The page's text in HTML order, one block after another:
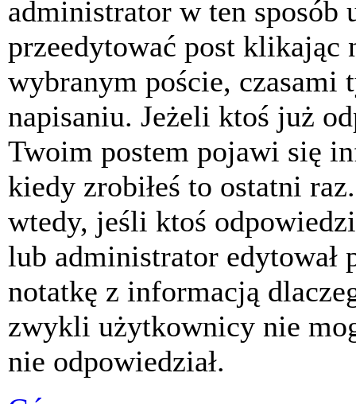
administrator w ten sposób
przeedytować post klikając
wybranym poście, czasami
napisaniu. Jeżeli ktoś już
Twoim postem pojawi się
kiedy zrobiłeś to ostatni
wtedy, jeśli ktoś
lub administrator edytował
notatkę z informacją
zwykli użytkownicy nie
nie odpowiedział.